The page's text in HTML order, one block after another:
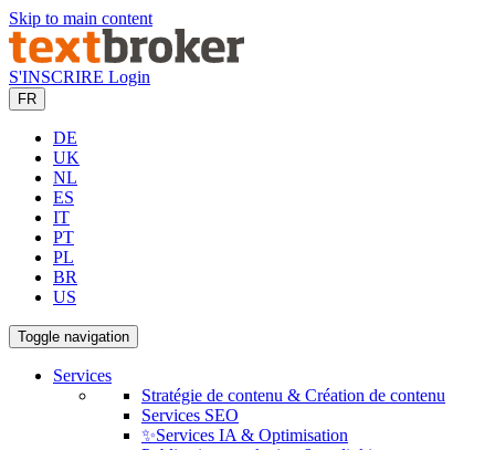
Skip to main content
S'INSCRIRE Login
FR
DE
UK
NL
ES
IT
PT
PL
BR
US
Toggle navigation
Services
Stratégie de contenu & Création de contenu
Services SEO
✨Services IA & Optimisation